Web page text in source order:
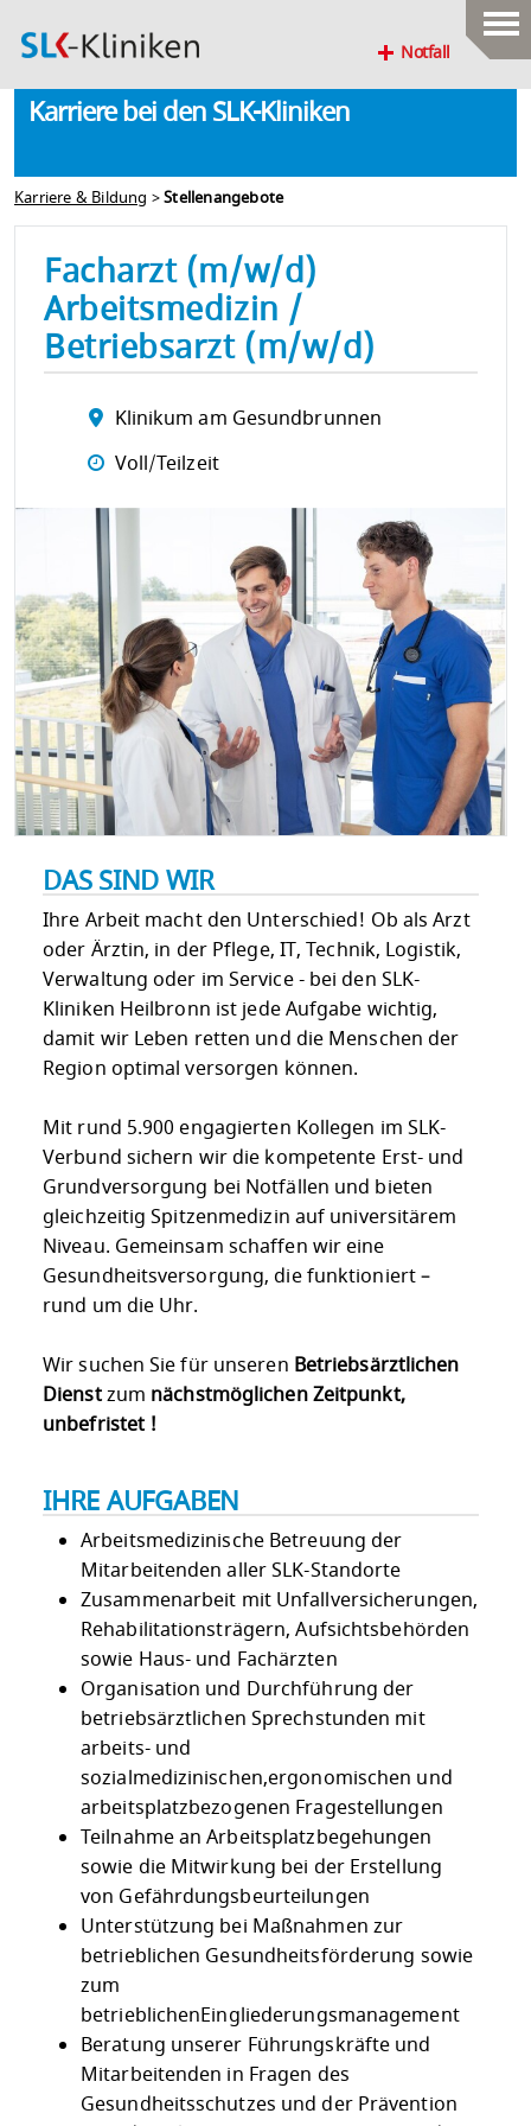
Notfall
Karriere bei den SLK-Kliniken
Karriere & Bildung >Stellenangebote
Facharzt (m/w/d)
Arbeitsmedizin /
Betriebsarzt (m/w/d)
Klinikum am Gesundbrunnen
Voll/Teilzeit
DAS SIND WIR
Ihre Arbeit macht den Unterschied! Ob als Arzt
oder Ärztin, in der Pflege, IT, Technik, Logistik,
Verwaltung oder im Service - bei den SLK-
Kliniken Heilbronn ist jede Aufgabe wichtig,
damit wir Leben retten und die Menschen der
Region optimal versorgen können.
Mit rund 5.900 engagierten Kollegen im SLK-
Verbund sichern wir die kompetente Erst- und
Grundversorgung bei Notfällen und bieten
gleichzeitig Spitzenmedizin auf universitärem
Niveau. Gemeinsam schaffen wir eine
Gesundheitsversorgung, die funktioniert –
rund um die Uhr.
Wir suchen Sie für unseren Betriebsärztlichen
Dienstzum nächstmöglichen Zeitpunkt,
unbefristet !
IHRE AUFGABEN
Arbeitsmedizinische Betreuung der
Mitarbeitenden aller SLK-Standorte
Zusammenarbeit mit Unfallversicherungen,
Rehabilitationsträgern, Aufsichtsbehörden
sowie Haus- und Fachärzten
Organisation und Durchführung der
betriebsärztlichen Sprechstunden mit
arbeits- und
sozialmedizinischen,ergonomischen und
arbeitsplatzbezogenen Fragestellungen
Teilnahme an Arbeitsplatzbegehungen
sowie die Mitwirkung bei der Erstellung
von Gefährdungsbeurteilungen
Unterstützung bei Maßnahmen zur
betrieblichen Gesundheitsförderung sowie
zum
betrieblichenEingliederungsmanagement
Beratung unserer Führungskräfte und
Mitarbeitenden in Fragen des
Gesundheitsschutzes und der Prävention